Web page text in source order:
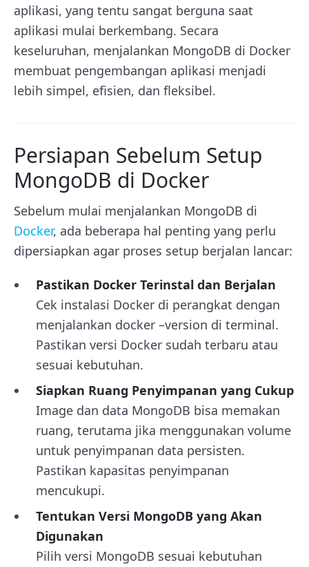
aplikasi, yang tentu sangat berguna saat
aplikasi mulai berkembang. Secara
keseluruhan, menjalankan MongoDB di Docker
membuat pengembangan aplikasi menjadi
lebih simpel, efisien, dan fleksibel.
Persiapan Sebelum Setup
MongoDB di Docker
Sebelum mulai menjalankan MongoDB di
Docker, ada beberapa hal penting yang perlu
dipersiapkan agar proses setup berjalan lancar:
Pastikan Docker Terinstal dan Berjalan
Cek instalasi Docker di perangkat dengan
menjalankan docker –version di terminal.
Pastikan versi Docker sudah terbaru atau
sesuai kebutuhan.
Siapkan Ruang Penyimpanan yang Cukup
Image dan data MongoDB bisa memakan
ruang, terutama jika menggunakan volume
untuk penyimpanan data persisten.
Pastikan kapasitas penyimpanan
mencukupi.
Tentukan Versi MongoDB yang Akan
Digunakan
Pilih versi MongoDB sesuai kebutuhan